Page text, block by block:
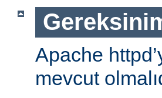
Apache
mevcut